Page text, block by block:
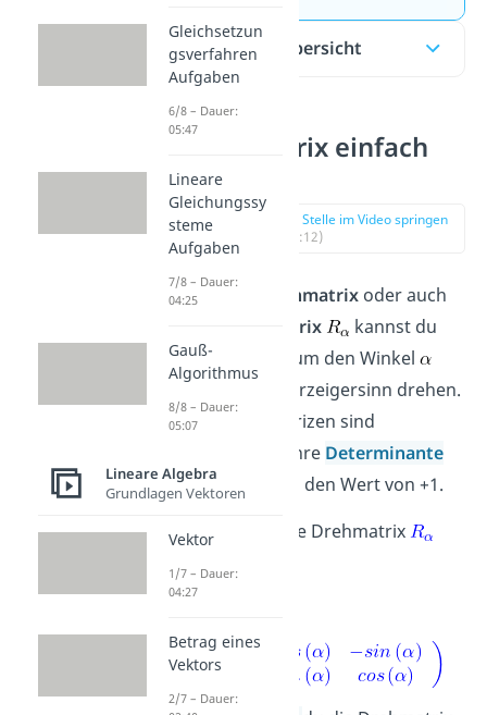
Inhaltsübersicht
Drehmatrix einfach
erklärt
zur Stelle im Video springen
(00:12)
Mit einer Drehmatrixoder auch
Rotationsmatrix
kannst du
einen Vektor um den Winkel
gegen den Uhrzeigersinn drehen.
Rotationsmatrizen sind
Ihre Determinante
hat außerdem den Wert von +1.
Im
sieht die Drehmatrix
Gleichsetzun
gsverfahren
Aufgaben
6/8 – Dauer:
05:47
Lineare
Gleichungssy
steme
Aufgaben
7/8 – Dauer:
04:25
Gauß-
Algorithmus
8/8 – Dauer:
05:07
Lineare Algebra
Grundlagen Vektoren
Vektor
1/7 – Dauer:
04:27
Betrag eines
Vektors
2/7 – Dauer: